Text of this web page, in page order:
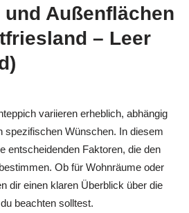
Außenflächen
– Leer
variieren erheblich, abhängig
spezifischen Wünschen. In diesem
entscheidenden Faktoren, die den
Ob für Wohnräume oder
dir einen klaren Überblick über die
beachten solltest.